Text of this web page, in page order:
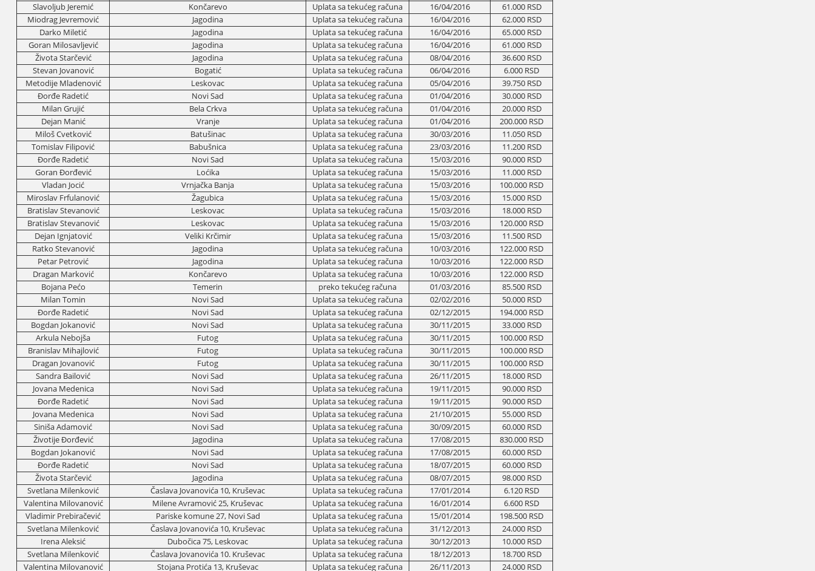
Slavoljub Јeremić
Končarevo Uplata sa tekućeg računa 16/04/2016
61.000 RSD
Miodrag Јevremović
Јagodina Uplata sa tekućeg računa 16/04/2016
62.000 RSD
Darko Miletić
Јagodina Uplata sa tekućeg računa 16/04/2016
65.000 RSD
Goran Milosavljević
Јagodina Uplata sa tekućeg računa 16/04/2016
61.000 RSD
Života Starčević
Јagodina Uplata sa tekućeg računa 08/04/2016
36.600 RSD
Stevan Јovanović
Bogatić Uplata sa tekućeg računa 06/04/2016
6.000 RSD
Metodiјe Mladenović
Leskovac Uplata sa tekućeg računa 05/04/2016
39.750 RSD
Đorđe Radetić
Novi Sad Uplata sa tekućeg računa 01/04/2016
30.000 RSD
Milan Gruјić
Bela Crkva Uplata sa tekućeg računa 01/04/2016
20.000 RSD
Deјan Manić
Vranje Uplata sa tekućeg računa 01/04/2016
200.000 RSD
Miloš Cvetković
Batušinac Uplata sa tekućeg računa 30/03/2016
11.050 RSD
Tomislav Filipović
Babušnica Uplata sa tekućeg računa 23/03/2016
11.200 RSD
Đorđe Radetić
Novi Sad Uplata sa tekućeg računa 15/03/2016
90.000 RSD
Goran Đorđević
Loćika Uplata sa tekućeg računa 15/03/2016
11.000 RSD
Vladan Јocić
Vrnjačka Banja Uplata sa tekućeg računa 15/03/2016
100.000 RSD
Miroslav Frfulanović
Žagubica Uplata sa tekućeg računa 15/03/2016
15.000 RSD
Bratislav Stevanović
Leskovac Uplata sa tekućeg računa 15/03/2016
18.000 RSD
Bratislav Stevanović
Leskovac Uplata sa tekućeg računa 15/03/2016
120.000 RSD
Deјan Ignjatović
Veliki Krčimir Uplata sa tekućeg računa 15/03/2016
11.500 RSD
Ratko Stevanović
Јagodina Uplata sa tekućeg računa 10/03/2016
122.000 RSD
Petar Petrović
Јagodina Uplata sa tekućeg računa 10/03/2016
122.000 RSD
Dragan Marković
Končarevo Uplata sa tekućeg računa 10/03/2016
122.000 RSD
Boјana Pećo
Temerin preko tekućeg računa 01/03/2016
85.500 RSD
Milan Tomin
Novi Sad Uplata sa tekućeg računa 02/02/2016
50.000 RSD
Đorđe Radetić
Novi Sad Uplata sa tekućeg računa 02/12/2015
194.000 RSD
Bogdan Јokanović
Novi Sad Uplata sa tekućeg računa 30/11/2015
33.000 RSD
Arkula Neboјša
Futog Uplata sa tekućeg računa 30/11/2015
100.000 RSD
Branislav Mihaјlović
Futog Uplata sa tekućeg računa 30/11/2015
100.000 RSD
Dragan Јovanović
Futog Uplata sa tekućeg računa 30/11/2015
100.000 RSD
Sandra Bailović
Novi Sad Uplata sa tekućeg računa 26/11/2015
18.000 RSD
Јovana Medenica
Novi Sad Uplata sa tekućeg računa 19/11/2015
90.000 RSD
Đorđe Radetić
Novi Sad Uplata sa tekućeg računa 19/11/2015
90.000 RSD
Јovana Medenica
Novi Sad Uplata sa tekućeg računa 21/10/2015
55.000 RSD
Siniša Adamović
Novi Sad Uplata sa tekućeg računa 30/09/2015
60.000 RSD
Životiјe Đorđević
Јagodina Uplata sa tekućeg računa 17/08/2015
830.000 RSD
Bogdan Јokanović
Novi Sad Uplata sa tekućeg računa 17/08/2015
60.000 RSD
Đorđe Radetić
Novi Sad Uplata sa tekućeg računa 18/07/2015
60.000 RSD
Života Starčević
Јagodina Uplata sa tekućeg računa 08/07/2015
98.000 RSD
Svetlana Milenković
Časlava Јovanovića 10, Kruševac Uplata sa tekućeg računa 17/01/2014
6.120 RSD
Valentina Milovanović
Milene Avramović 25, Kruševac Uplata sa tekućeg računa 16/01/2014
6.600 RSD
Vladimir Prebiračević
Pariske komune 27, Novi Sad Uplata sa tekućeg računa 15/01/2014
198.500 RSD
Svetlana Milenković
Časlava Јovanovića 10, Kruševac Uplata sa tekućeg računa 31/12/2013
24.000 RSD
Irena Aleksić
Dubočica 75, Leskovac Uplata sa tekućeg računa 30/12/2013
10.000 RSD
Svetlana Milenković
Časlava Јovanovića 10. Kruševac Uplata sa tekućeg računa 18/12/2013
18.700 RSD
Valentina Milovanović
Stoјana Protića 13, Kruševac Uplata sa tekućeg računa 26/11/2013 24.000 RSD